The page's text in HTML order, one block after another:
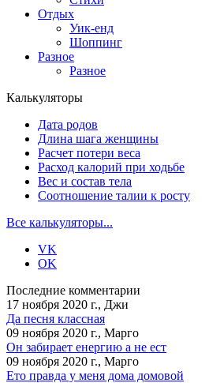
Отдых
Уик-енд
Шоппинг
Разное
Разное
Калькуляторы
Дата родов
Длина шага женщины
Расчет потери веса
Расход калорий при ходьбе
Вес и состав тела
Соотношение талии к росту
Все калькуляторы...
VK
OK
Последние комментарии
17 ноября 2020 г., Джи
Да песня классная
09 ноября 2020 г., Марго
Он забирает енергию а не ест
09 ноября 2020 г., Марго
Ето правда у меня дома домовой